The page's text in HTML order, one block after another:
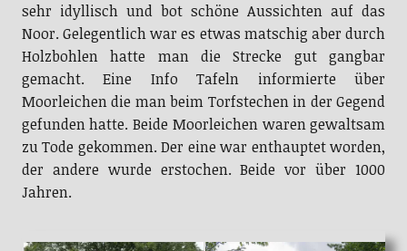
sehr idyllisch und bot schöne Aussichten auf das
Noor. Gelegentlich war es etwas matschig aber durch
Holzbohlen hatte man die Strecke gut gangbar
gemacht. Eine Info Tafeln informierte über
Moorleichen die man beim Torfstechen in der Gegend
gefunden hatte. Beide Moorleichen waren gewaltsam
zu Tode gekommen. Der eine war enthauptet worden,
der andere wurde erstochen. Beide vor über 1000
Jahren.